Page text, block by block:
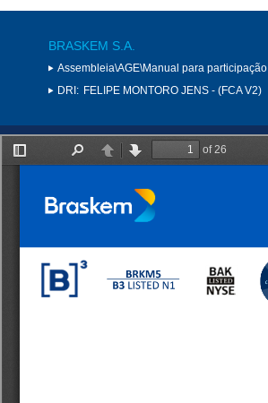
BRASKEM S.A.
Assembleia\AGE\Manual para participação
DRI: FELIPE MONTORO JENS - (FCA V2)